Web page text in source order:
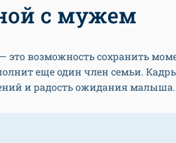
с мужем
это возможность сохранить
еще один член семьи.
и радость ожидания малыша.